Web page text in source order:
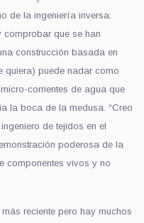
de la ingeniería inversa:
comprobar que se han
construcción basada en
quiera) puede nadar como
corrientes de agua que
la boca de la medusa. “Creo
de tejidos en el
poderosa de la
componentes vivos y no
reciente pero hay muchos